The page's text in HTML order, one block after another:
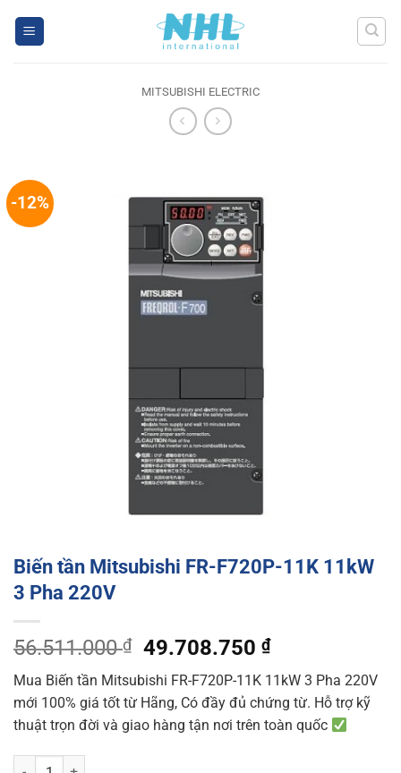
MITSUBISHI ELECTRIC
-12%
Biến tần Mitsubishi FR-F720P-11K 11kW
3 Pha 220V
56.511.000₫
Original
price
was:
56.511.000 ₫.
49.708.750₫Current
price
is:
49.708.750
Mua Biến tần Mitsubishi FR-F720P-11K 11kW 3 Pha 220V
mới 100% giá tốt từ Hãng, Có đầy đủ chứng từ. Hỗ trợ kỹ
thuật trọn đời và giao hàng tận nơi trên toàn quốc
Biến tần Mitsubishi FR-F720P-11K 11kW 3 Pha 220V quantity